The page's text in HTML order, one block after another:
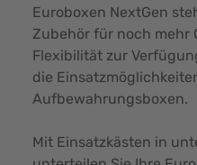
Euroboxen NextGen
Zubehör für noch mehr
Flexibilität zur
die
Aufbewahrungsboxen.
Mit Einsatzkästen in